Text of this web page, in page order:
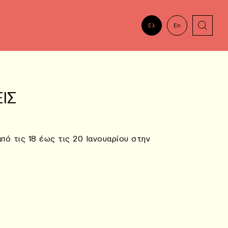
Ελ En
τις 18 έως τις 20 Ιανουαρίου στην